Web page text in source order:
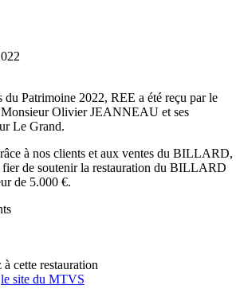
du Patrimoine 2022, REE a été reçu par le
Olivier JEANNEAU et ses
Le Grand.
à nos clients et aux ventes du BILLARD,
de soutenir la restauration du BILLARD
de 5.000 €.
cette restauration
le site du MTVS